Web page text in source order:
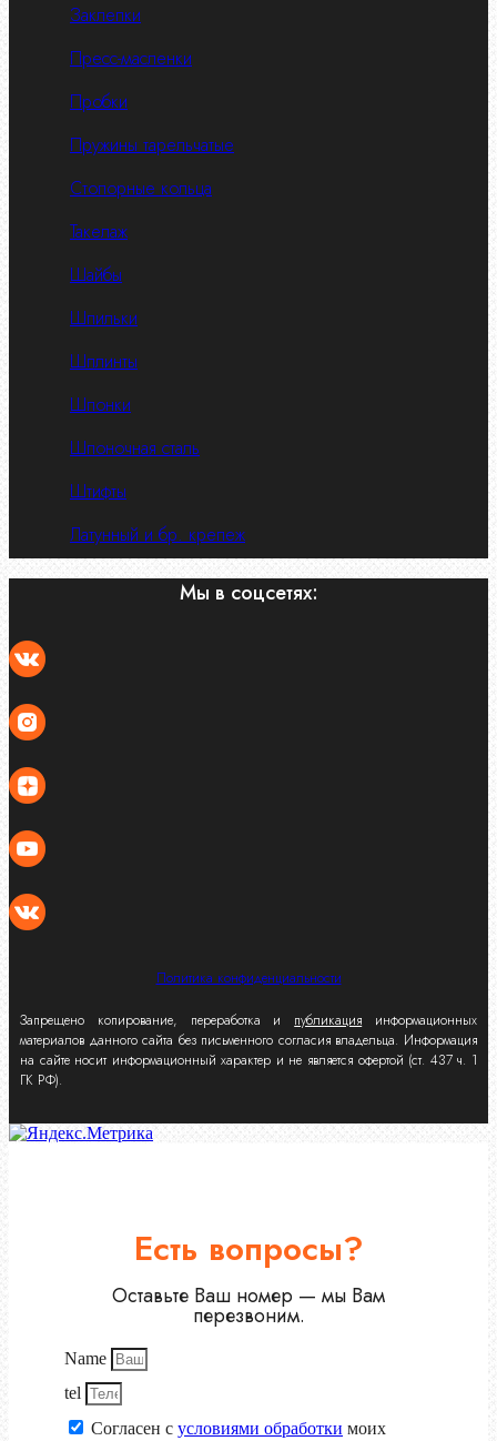
Заклепки
Пресс-масленки
Пробки
Пружины тарельчатые
Стопорные кольца
Такелаж
Шайбы
Шпильки
Шплинты
Шпонки
Шпоночная сталь
Штифты
Латунный и бр. крепеж
Мы в соцсетях:
Политика конфиденциальности
Запрещено копирование, переработка и публикация информационных
материалов данного сайта без письменного согласия владельца. Информация
на сайте носит информационный характер и не является офертой (ст. 437 ч. 1
ГК РФ).
Есть вопросы?
Оставьте Ваш номер — мы Вам
перезвоним.
Name
tel
Согласен с условиями обработки моих